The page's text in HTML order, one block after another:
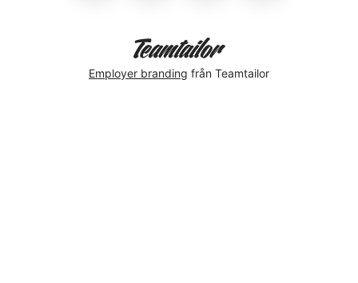
Employer branding från Teamtailor